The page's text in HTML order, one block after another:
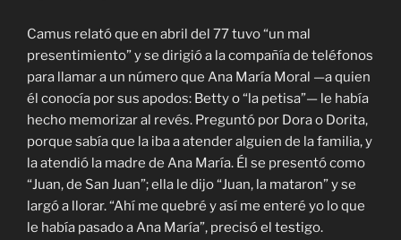
Camus relató que en abril del 77 tuvo “un mal
presentimiento” y se dirigió a la compañía de teléfonos
para llamar a un número que Ana María Moral —a quien
él conocía por sus apodos: Betty o “la petisa”— le había
hecho memorizar al revés. Preguntó por Dora o Dorita,
porque sabía que la iba a atender alguien de la familia, y
la atendió la madre de Ana María. Él se presentó como
“Juan, de San Juan”; ella le dijo “Juan, la mataron” y se
largó a llorar. “Ahí me quebré y así me enteré yo lo que
le había pasado a Ana María”, precisó el testigo.